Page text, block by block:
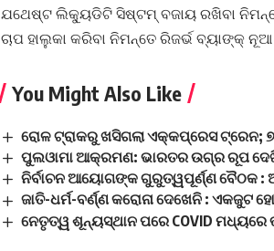
ଯଥେଷ୍ଟ ଲିକ୍ୟୁଡିଟି ସିଷ୍ଟମ୍ ବଜାୟ ରଖିବା
ଚାପ ହାଲୁକା କରିବା ନିମନ୍ତେ ରିଜର୍ଭ ବ୍ୟାଙ୍କ୍
You Might Also Like
ରୋଳ ଟ୍ରାକରୁ ଖସିଗଲା ଏକ୍କପ୍ରେସ ଟ୍ରେନ;
ପୁଲଓାମା ଆକ୍ରମଣ: ଭାରତର ଉଗ୍ର ରୂପ
ନିର୍ବାଚନ ଆୟୋଗଙ୍କ ଗୁରୁତ୍ୱପୂର୍ଣ୍ଣ ବୈଠକ :
ଜାତି-ଧର୍ମ-ବର୍ଣ୍ଣ କରୋନା ଦେଖେନି : ଏକଜୁଟ
ନେତୃତ୍ୱ ଶୂନ୍ୟସ୍ଥାନ ପରେ COVID ମଧ୍ୟରେ